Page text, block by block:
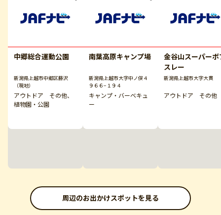
中郷総合運動公園
新潟県上越市中郷区藤沢
（現地）
アウトドア その他、
植物園・公園
南葉高原キャンプ場
新潟県上越市大字中ノ俣４
９６６−１９４
キャンプ・バーベキュ
ー
金谷山スーパーボ
スレー
新潟県上越市大字大貫
アウトドア その他
周辺のお出かけスポットを見る